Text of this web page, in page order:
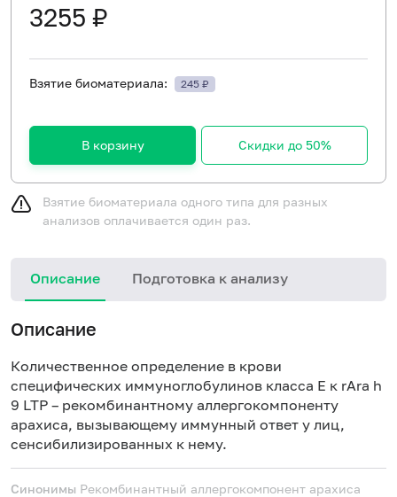
3255 ₽
Взятие биоматериала: 245 ₽
В корзину Скидки до 50%
Взятие биоматериала одного типа для разных
анализов оплачивается один раз.
Описание Подготовка к анализу
Описание
Количественное определение в крови
специфических иммуноглобулинов класса E к rAra h
9 LTP – рекомбинантному аллергокомпоненту
арахиса, вызывающему иммунный ответ у лиц,
сенсибилизированных к нему.
Синонимы Рекомбинантный аллергокомпонент арахиса